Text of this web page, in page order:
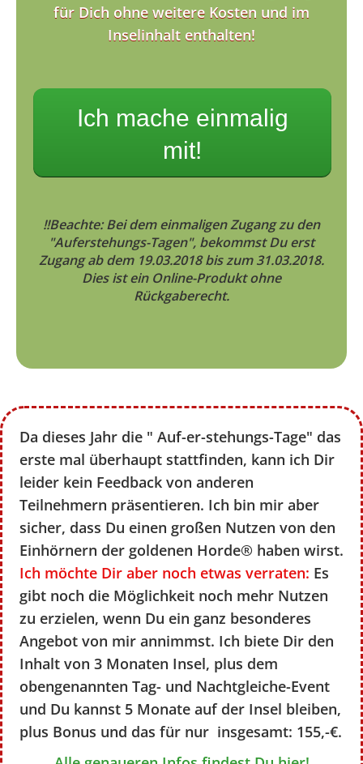
für Dich ohne weitere Kosten und im
Inselinhalt enthalten!
Ich mache einmalig
mit!
!!Beachte: Bei dem einmaligen Zugang zu den
"Auferstehungs-Tagen", bekommst Du erst
Zugang ab dem 19.03.2018 bis zum 31.03.2018.
Dies ist ein Online-Produkt ohne
Rückgaberecht.
Da dieses Jahr die " Auf-er-stehungs-Tage" das
erste mal überhaupt stattfinden, kann ich Dir
leider kein Feedback von anderen
Teilnehmern präsentieren. Ich bin mir aber
sicher, dass Du einen großen Nutzen von den
Einhörnern der goldenen Horde® haben wirst.
Ich möchte Dir aber noch etwas verraten: Es
gibt noch die Möglichkeit noch mehr Nutzen
zu erzielen, wenn Du ein ganz besonderes
Angebot von mir annimmst. Ich biete Dir den
Inhalt von 3 Monaten Insel, plus dem
obengenannten Tag- und Nachtgleiche-Event
und Du kannst 5 Monate auf der Insel bleiben,
plus Bonus und das für nur insgesamt: 155,-€.